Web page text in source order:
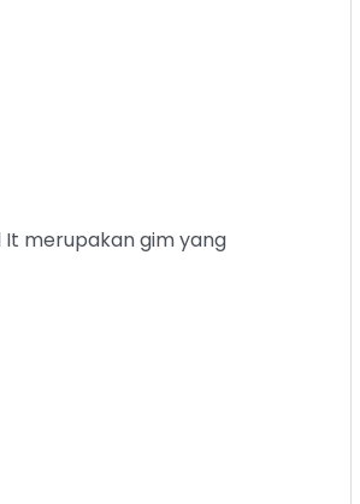
It merupakan gim yang